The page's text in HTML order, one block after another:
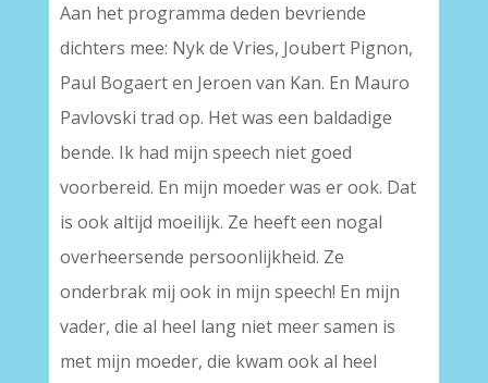
Aan het programma deden bevriende
dichters mee: Nyk de Vries, Joubert Pignon,
Paul Bogaert en Jeroen van Kan. En Mauro
Pavlovski trad op. Het was een baldadige
bende. Ik had mijn speech niet goed
voorbereid. En mijn moeder was er ook. Dat
is ook altijd moeilijk. Ze heeft een nogal
overheersende persoonlijkheid. Ze
onderbrak mij ook in mijn speech! En mijn
vader, die al heel lang niet meer samen is
met mijn moeder, die kwam ook al heel